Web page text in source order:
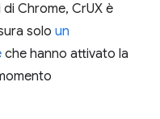
Chrome, CrUX è
solo un
che hanno attivato la